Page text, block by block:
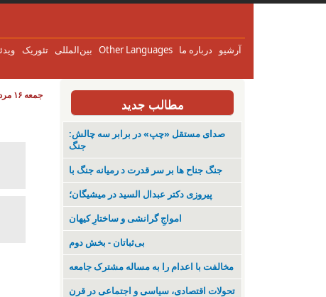
تئوریک بین‌المللی Other Languages درباره ما آرشیو
جمعه ۱۶ مرداد ۱۴۰۵
مطالب جدید
صدای مستقل «چپ» در برابر سه چالش:
جنگ
جنگ جناح ها بر سر قدرت د رمیانە جنگ با
پیروزی دکتر عبدال السید در میشیگان؛
‌امواجِ گرانشی و ساختارِ کیهان
بی‌ثباتان - بخش دوم
مخالفت با اعدام را به مساله مشترک جامعه
تحولات اقتصادی، سیاسی و اجتماعی در قرن